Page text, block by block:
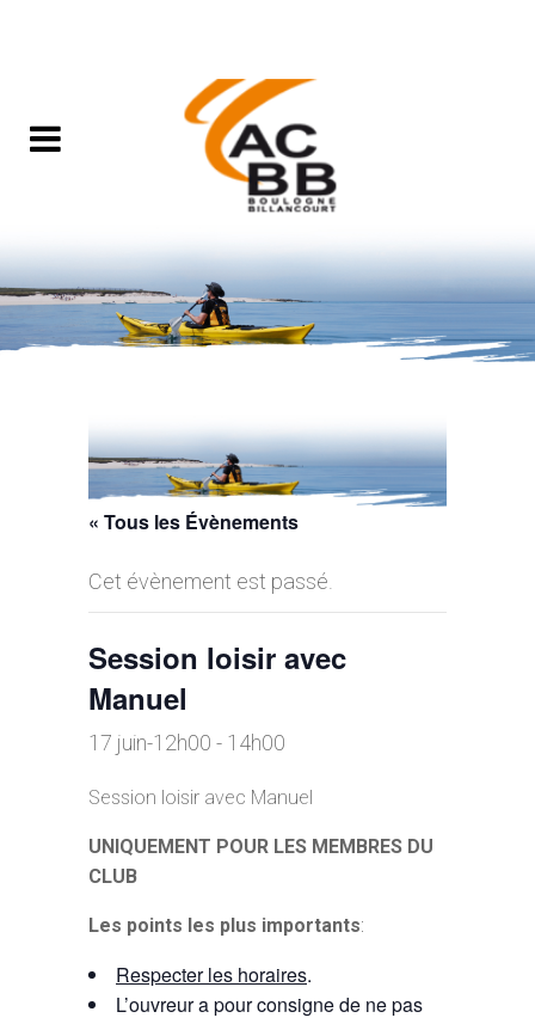
« Tous les Évènements
Cet évènement est passé.
Session loisir avec
Manuel
17 juin-12h00 - 14h00
Session loisir avec Manuel
UNIQUEMENT POUR LES MEMBRES DU
CLUB
Les points les plus importants:
Respecter les horaires.
L’ouvreur a pour consigne de ne pas